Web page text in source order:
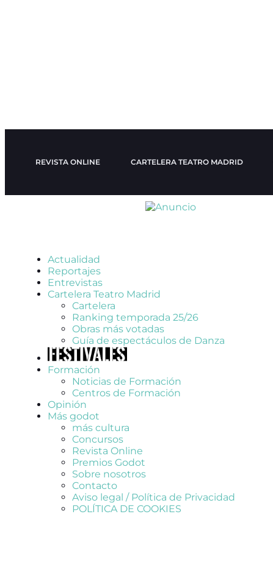
REVISTA ONLINE CARTELERA TEATRO MADRID
Actualidad
Reportajes
Entrevistas
Cartelera Teatro Madrid
Cartelera
Ranking temporada 25/26
Obras más votadas
Guía de espectáculos de Danza
Formación
Noticias de Formación
Centros de Formación
Opinión
Más godot
más cultura
Concursos
Revista Online
Premios Godot
Sobre nosotros
Contacto
Aviso legal / Política de Privacidad
POLÍTICA DE COOKIES